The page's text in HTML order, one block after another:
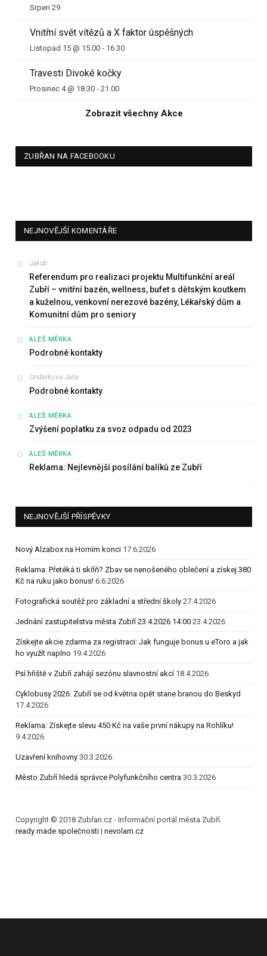
Srpen 29
Vnitřní svět vítězů a X faktor úspěšných
Listopad 15 @ 15.00 - 16.30
Travesti Divoké kočky
Prosinec 4 @ 18.30 - 21.00
Zobrazit všechny Akce
ZUBŘAN NA FACEBOOKU
NEJNOVĚJŠÍ KOMENTÁŘE
Jakub:
Referendum pro realizaci projektu Multifunkční areál
Zubří – vnitřní bazén, wellness, bufet s dětským koutkem
a kuželnou, venkovní nerezové bazény, Lékařský dům a
Komunitní dům pro seniory
ALEŠ MĚRKA:
Podrobné kontakty
Onderkova Jana:
Podrobné kontakty
ALEŠ MĚRKA:
Zvýšení poplatku za svoz odpadu od 2023
ALEŠ MĚRKA:
Reklama: Nejlevnější posílání balíků ze Zubří
NEJNOVĚJŠÍ PŘÍSPĚVKY
Nový Alzabox na Horním konci 17.6.2026
Reklama: Přetéká ti skříň? Zbav se nenošeného oblečení a získej 380
Kč na ruku jako bonus! 6.6.2026
Fotografická soutěž pro základní a střední školy 27.4.2026
Jednání zastupitelstva města Zubří 23.4.2026 14:00 23.4.2026
Získejte akcie zdarma za registraci: Jak funguje bonus u eToro a jak
ho využít naplno 19.4.2026
Psí hřiště v Zubří zahájí sezónu slavnostní akcí 18.4.2026
Cyklobusy 2026: Zubří se od května opět stane branou do Beskyd
17.4.2026
Reklama: Získejte slevu 450 Kč na vaše první nákupy na Rohlíku!
9.4.2026
Uzavření knihovny 30.3.2026
Město Zubří hledá správce Polyfunkčního centra 30.3.2026
Copyright © 2018 Zubřan.cz - Informační portál města Zubří.
ready made společnosti | nevolam.cz